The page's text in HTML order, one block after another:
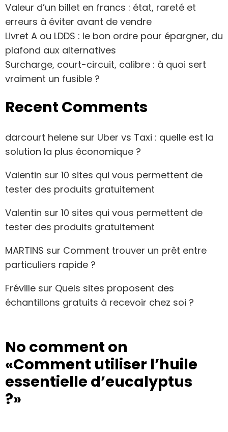
Valeur d’un billet en francs : état, rareté et
erreurs à éviter avant de vendre
Livret A ou LDDS : le bon ordre pour épargner, du
plafond aux alternatives
Surcharge, court-circuit, calibre : à quoi sert
vraiment un fusible ?
Recent Comments
darcourt helene sur Uber vs Taxi : quelle est la
solution la plus économique ?
Valentin sur 10 sites qui vous permettent de
tester des produits gratuitement
Valentin sur 10 sites qui vous permettent de
tester des produits gratuitement
MARTINS sur Comment trouver un prêt entre
particuliers rapide ?
Fréville sur Quels sites proposent des
échantillons gratuits à recevoir chez soi ?
No comment on
«Comment utiliser l’huile
essentielle d’eucalyptus
?»